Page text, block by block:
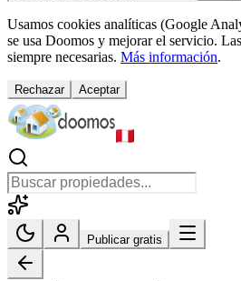
Usamos cookies analíticas (Google
se usa Doomos y mejorar el servicio.
siempre necesarias. Más información.
Rechazar Aceptar
Publicar gratis